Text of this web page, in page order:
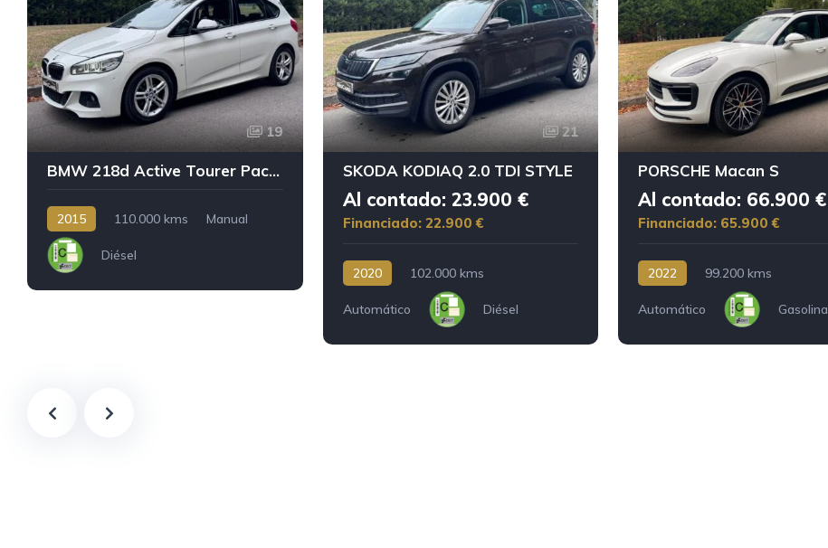
19
BMW 218d Active Tourer Pack M
2015 110.000 kms Manual
Diésel
21
SKODA KODIAQ 2.0 TDI STYLE
Al contado: 23.900 €
Financiado: 22.900 €
2020 102.000 kms
Automático Diésel
PORSCHE Macan S
Al contado: 66.900 €
Financiado: 65.900 €
2022 99.200 kms
Automático Gasolina